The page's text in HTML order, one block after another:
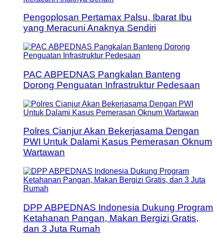
Pengoplosan Pertamax Palsu, Ibarat Ibu
yang Meracuni Anaknya Sendiri
PAC ABPEDNAS Pangkalan Banteng
Dorong Penguatan Infrastruktur Pedesaan
Polres Cianjur Akan Bekerjasama Dengan
PWI Untuk Dalami Kasus Pemerasan Oknum
Wartawan
DPP ABPEDNAS Indonesia Dukung Program
Ketahanan Pangan, Makan Bergizi Gratis,
dan 3 Juta Rumah